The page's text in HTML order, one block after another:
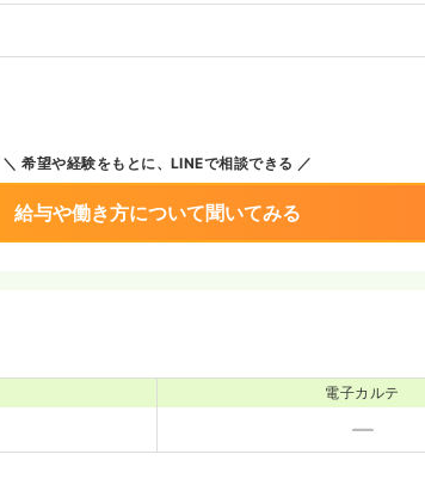
希望や経験をもとに、LINEで相談できる
給与や働き方について聞いてみる
電子カルテ